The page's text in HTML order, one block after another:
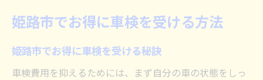
姫路市でお得に車検を受ける方法
姫路市でお得に車検を受ける秘訣
車検費用を抑えるためには、まず自分の車の状態をしっ